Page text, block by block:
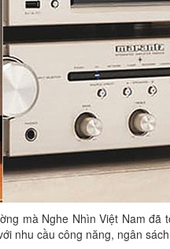
mà Nghe Nhìn Việt Nam
nhu cầu công năng, ngân